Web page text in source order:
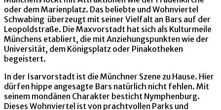
oder dem Marienplatz. Das beliebte und Wohnviertel
Schwabing überzeugt mit seiner Vielfalt an Bars auf der
Leopoldstraße. Die Maxvorstadt hat sich als Kulturmeile
Münchens etabliert, die mit Anziehungspunkten wie der
Universität, dem Königsplatz oder Pinakotheken
begeistert.
In der Isarvorstadt ist die Münchner Szene zu Hause. Hier
dürfen hippe angesagte Bars natürlich nicht fehlen. Mit
seinem mondänen Charakter besticht Nymphenburg.
Dieses Wohnviertel ist von prachtvollen Parks und